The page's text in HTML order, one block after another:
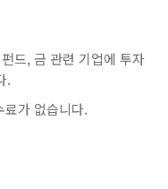
드, 금 관련 기업에 투자
.
가 없습니다.